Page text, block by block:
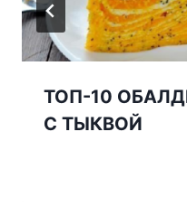
ΤΟΠ-10
С ТЫКВОЙ